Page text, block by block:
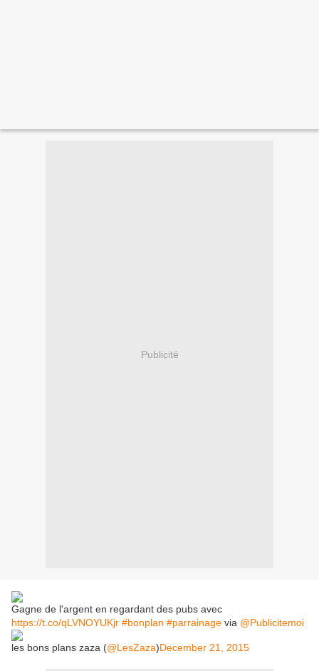
Publicité
Gagne de l'argent en regardant des pubs avec
https://t.co/qLVNOYUKjr #bonplan #parrainage via @Publicitemoi
les bons plans zaza (@LesZaza)December 21, 2015